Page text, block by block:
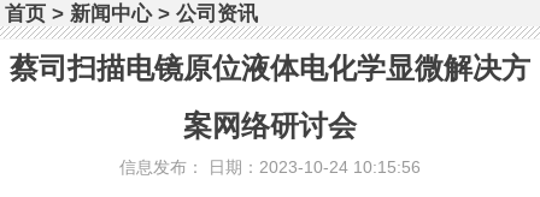
首页 > 新闻中心>公司资讯
蔡司扫描电镜原位液体电化学显微解决方
案网络研讨会
信息发布： 日期：2023-10-24 10:15:56